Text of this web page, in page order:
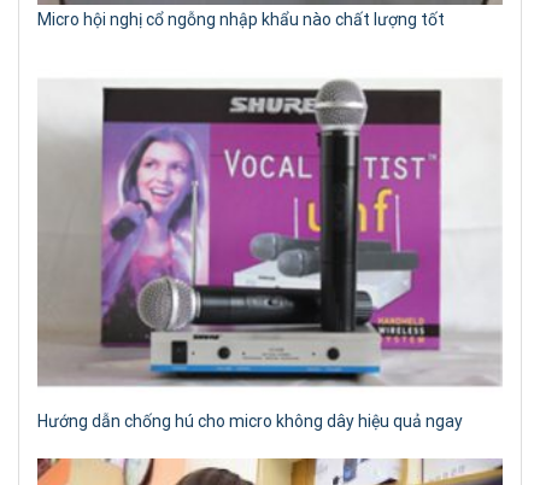
Micro hội nghị cổ ngỗng nhập khẩu nào chất lượng tốt
Hướng dẫn chống hú cho micro không dây hiệu quả ngay